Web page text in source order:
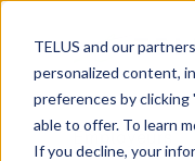
TELUS and our
personalized content,
preferences by clicking
able to offer. To learn
If you decline, your
Employeurs